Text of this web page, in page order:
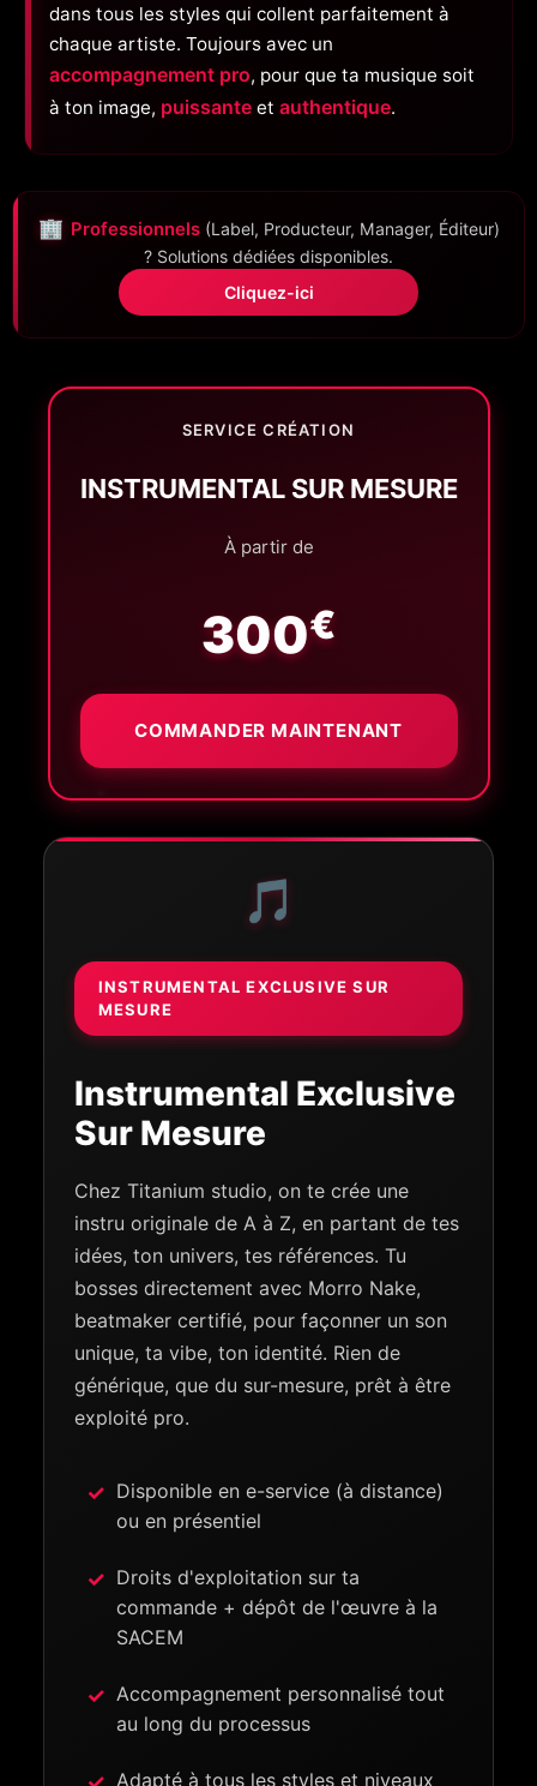
dans tous les styles qui collent parfaitement à
chaque artiste. Toujours avec un
accompagnement pro, pour que ta musique soit
à ton image, puissante et authentique.
🏢 Professionnels(Label, Producteur, Manager, Éditeur)
? Solutions dédiées disponibles.
Cliquez-ici
🎵
INSTRUMENTAL EXCLUSIVE SUR
MESURE
Instrumental Exclusive
Sur Mesure
Chez Titanium studio, on te crée une
instru originale de A à Z, en partant de tes
idées, ton univers, tes références. Tu
bosses directement avec Morro Nake,
beatmaker certifié, pour façonner un son
unique, ta vibe, ton identité. Rien de
générique, que du sur-mesure, prêt à être
exploité pro.
Disponible en e-service (à distance)
ou en présentiel
Droits d'exploitation sur ta
commande + dépôt de l'œuvre à la
SACEM
Accompagnement personnalisé tout
au long du processus
Adapté à tous les styles et niveaux
SERVICE CRÉATION
INSTRUMENTAL SUR MESURE
À partir de
300€
COMMANDER MAINTENANT